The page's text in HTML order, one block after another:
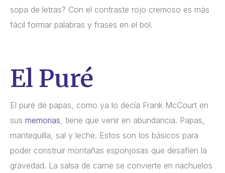
sopa de letras? Con el contraste rojo cremoso es más
fácil formar palabras y frases en el bol.
El Puré
El puré de papas, como ya lo decía Frank McCourt en
sus memorias , tiene que venir en abundancia. Papas,
mantequilla, sal y leche. Estos son los básicos para
poder construir montañas esponjosas que desafíen la
gravedad. La salsa de carne se convierte en riachuelos